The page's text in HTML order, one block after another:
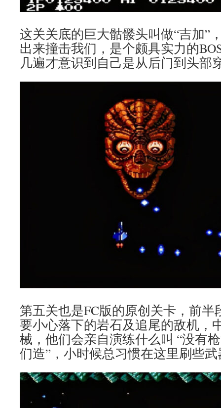
这关关底的巨大骷髅头叫做“吉加”
出来撞击我们，是个颇具实力的
几遍才意识到自己是从后门到头部
第五关也是FC版的原创关卡，前
要小心落下的岩石及追尾的敌机，
械，他们会亲自演练什么叫 “没有
们造”，小时候总习惯在这里刷些